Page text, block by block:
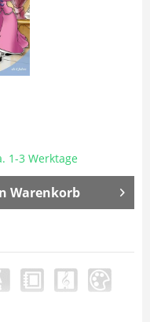
1-3 Werktage
Warenkorb